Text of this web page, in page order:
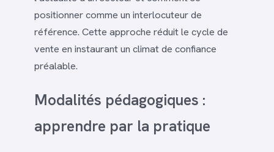
positionner comme un interlocuteur de
référence. Cette approche réduit le cycle de
vente en instaurant un climat de confiance
préalable.
Modalités pédagogiques :
apprendre par la pratique